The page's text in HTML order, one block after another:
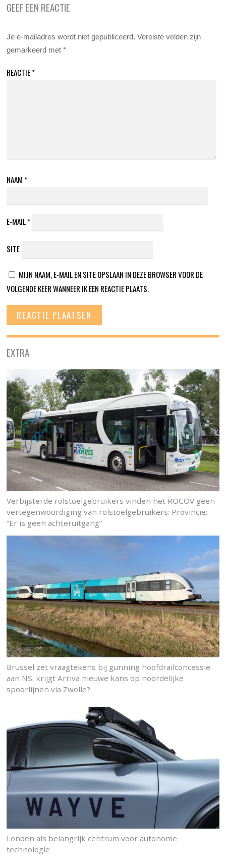
GEEF EEN REACTIE
Je e-mailadres wordt niet gepubliceerd. Vereiste velden zijn
gemarkeerd met*
REACTIE*
NAAM *
E-MAIL*
SITE
MIJN NAAM, E-MAIL EN SITE OPSLAAN IN DEZE BROWSER VOOR DE
VOLGENDE KEER WANNEER IK EEN REACTIE PLAATS.
EXTRA
Verbijsterde rolstoelgebruikers vinden het ROCOV geen
vertegenwoordiging van rolstoelgebruikers: Provincie:
“Er is geen achteruitgang”
Brussel zet vraagtekens bij gunning hoofdrailconcessie
aan NS: krijgt Arriva nieuwe kans op noordelijke
spoorlijnen via Zwolle?
Londen als belangrijk centrum voor autonome
technologie